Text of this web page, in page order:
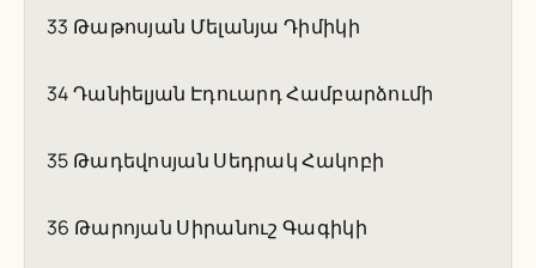
33 Թաթոսյան Մելանյա Դիմիկի
34 Դանիելյան Էդուարդ Համբարձումի
35 Թադեվոսյան Սեդրակ Հակոբի
36 Թարոյան Սիրանուշ Գագիկի